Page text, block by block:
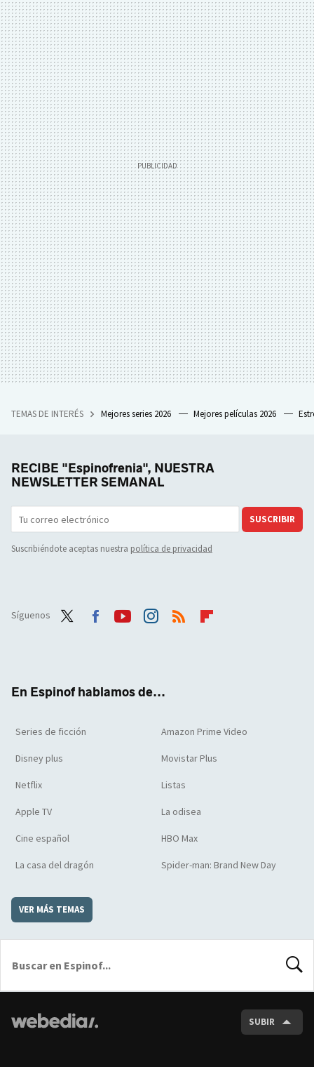
TEMAS DE INTERÉS Mejores series 2026 Mejores películas 2026
RECIBE "Espinofrenia", NUESTRA
NEWSLETTER SEMANAL
SUSCRIBIR
Suscribiéndote aceptas nuestra política de privacidad
Síguenos
En Espinof hablamos de...
Series de ficción Amazon Prime Video
Disney plus Movistar Plus
Netflix Listas
Apple TV La odisea
Cine español HBO Max
La casa del dragón Spider-man: Brand New Day
VER MÁS TEMAS
SUBIR